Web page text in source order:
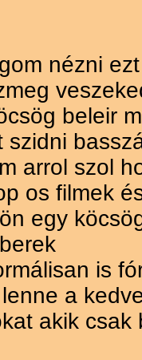
nézni
beleir
szidni
arrol szol
os filmek
egy
is
a
akik